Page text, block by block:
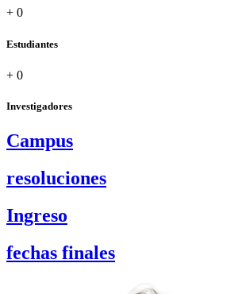
+ 0
Estudiantes
+ 0
Investigadores
Campus
resoluciones
Ingreso
fechas finales